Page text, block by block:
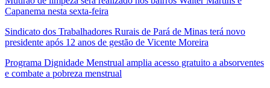
Capanema nesta sexta-feira
Sindicato dos Trabalhadores Rurais de Pará de Minas terá novo
presidente após 12 anos de gestão de Vicente Moreira
Programa Dignidade Menstrual amplia acesso gratuito a absorventes
e combate a pobreza menstrual